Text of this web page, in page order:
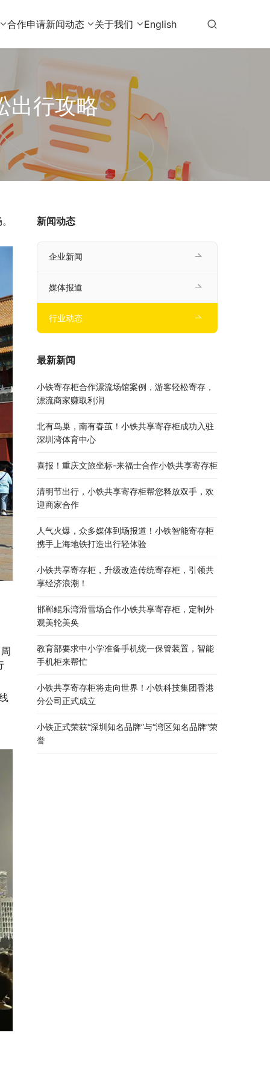
合作申请新闻动态 关于我们 English
出行攻略
新闻动态
企业新闻
媒体报道
行业动态
最新新闻
小铁寄存柜合作漂流场馆案例，游客轻松寄存，
漂流商家赚取利润
北有鸟巢，南有春茧！小铁共享寄存柜成功入驻
深圳湾体育中心
喜报！重庆文旅坐标-来福士合作小铁共享寄存柜
清明节出行，小铁共享寄存柜帮您释放双手，欢
迎商家合作
人气火爆，众多媒体到场报道！小铁智能寄存柜
携手上海地铁打造出行轻体验
小铁共享寄存柜，升级改造传统寄存柜，引领共
享经济浪潮！
邯郸鲲乐湾滑雪场合作小铁共享寄存柜，定制外
观美轮美奂
教育部要求中小学准备手机统一保管装置，智能
手机柜来帮忙
小铁共享寄存柜将走向世界！小铁科技集团香港
分公司正式成立
小铁正式荣获“深圳知名品牌”与“湾区知名品牌”荣
誉